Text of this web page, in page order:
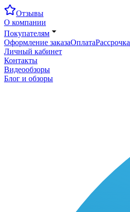
Отзывы
О компании
Покупателям
Оформление заказаОплатаРассрочка
Личный кабинет
Контакты
Видеообзоры
Блог и обзоры